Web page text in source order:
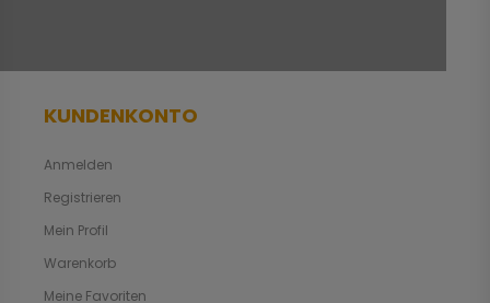
KUNDENKONTO
Anmelden
Registrieren
Mein Profil
Warenkorb
Meine Favoriten